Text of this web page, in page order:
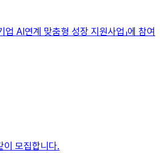
AI연계 맞춤형 성장 지원사업」에 참여
이 모집합니다.